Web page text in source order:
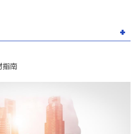
指南